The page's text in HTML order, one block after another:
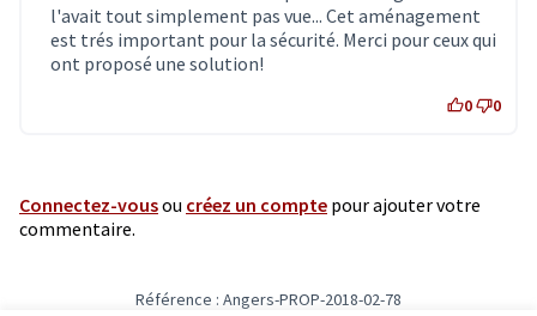
l'avait tout simplement pas vue... Cet aménagement
est trés important pour la sécurité. Merci pour ceux qui
ont proposé une solution!
0 0
Connectez-vousou créez un compte pour ajouter votre
commentaire.
Référence : Angers-PROP-2018-02-78